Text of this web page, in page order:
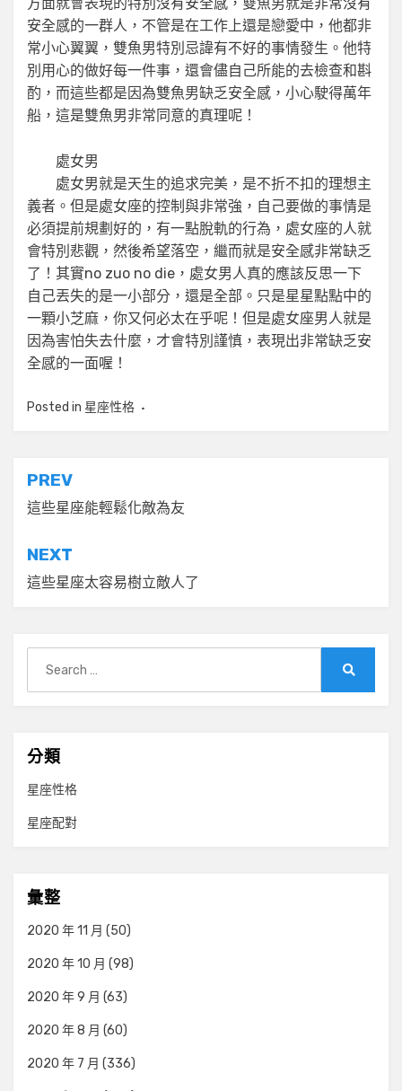
安全感的一群人，不管是在工作上還是戀愛中，他都非
常小心翼翼，雙魚男特別忌諱有不好的事情發生。他特
別用心的做好每一件事，還會儘自己所能的去檢查和斟
酌，而這些都是因為雙魚男缺乏安全感，小心駛得萬年
船，這是雙魚男非常同意的真理呢！
處女男
處女男就是天生的追求完美，是不折不扣的理想主
義者。但是處女座的控制與非常強，自己要做的事情是
必須提前規劃好的，有一點脫軌的行為，處女座的人就
會特別悲觀，然後希望落空，繼而就是安全感非常缺乏
了！其實no zuo no die，處女男人真的應該反思一下
自己丟失的是一小部分，還是全部。只是星星點點中的
一顆小芝麻，你又何必太在乎呢！但是處女座男人就是
因為害怕失去什麼，才會特別謹慎，表現出非常缺乏安
全感的一面喔！
Posted in 星座性格
文
章
導
覽
PREV
這些星座能輕鬆化敵為友
NEXT
這些星座太容易樹立敵人了
for:
分類
星座性格
星座配對
彙整
2020 年 11 月 (50)
2020 年 10 月 (98)
2020 年 9 月 (63)
2020 年 8 月 (60)
2020 年 7 月 (336)